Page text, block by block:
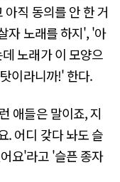
직 동의를 안 한 거
자 노래를 하지', '아
노래가 이 모양으
이라니까!' 한다.
애들은 말이죠, 지
. 어디 갖다 놔도 슬
요'라고 '슬픈 종자